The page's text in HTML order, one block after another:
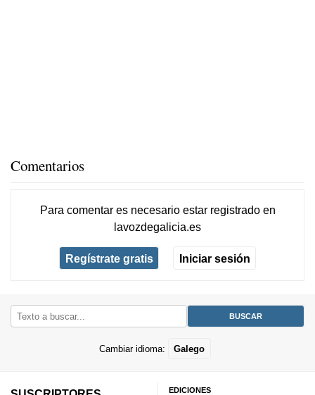
Comentarios
Para comentar es necesario estar registradoen
lavozdegalicia.es
Regístrate gratis Iniciar sesión
Cambiar idioma: Galego
EDICIONES